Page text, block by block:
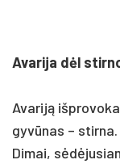
Ava­ri­ja dėl
Ava­riją
gyvū­nas –
Di­mai,